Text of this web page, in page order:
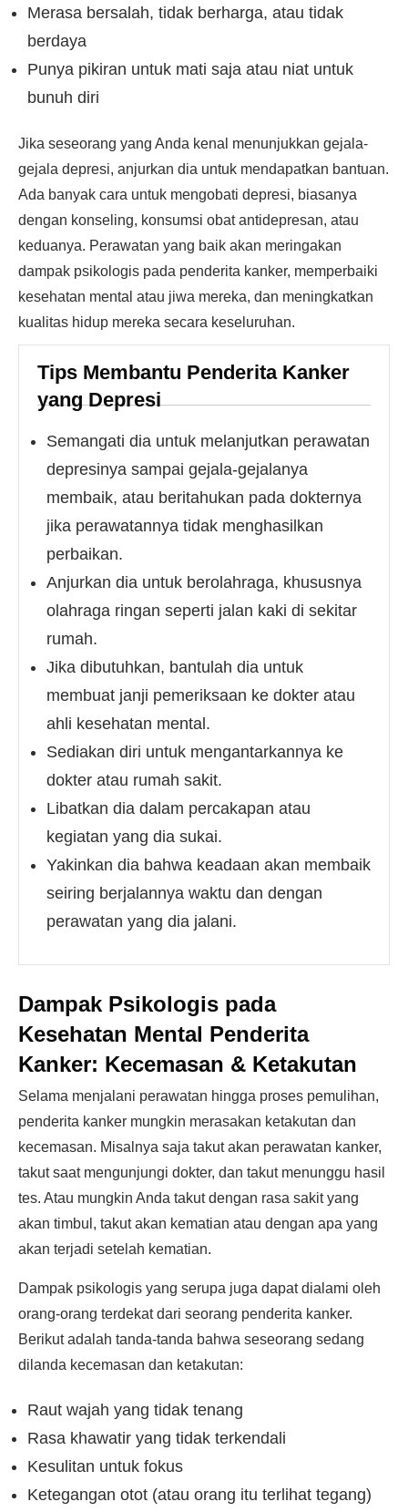
Merasa bersalah, tidak berharga, atau tidak
berdaya
Punya pikiran untuk mati saja atau niat untuk
bunuh diri
Jika seseorang yang Anda kenal menunjukkan gejala-
gejala depresi, anjurkan dia untuk mendapatkan bantuan.
Ada banyak cara untuk mengobati depresi, biasanya
dengan konseling, konsumsi obat antidepresan, atau
keduanya. Perawatan yang baik akan meringakan
dampak psikologis pada penderita kanker, memperbaiki
kesehatan mental atau jiwa mereka, dan meningkatkan
kualitas hidup mereka secara keseluruhan.
Tips Membantu Penderita Kanker
yang Depresi
Semangati dia untuk melanjutkan perawatan
depresinya sampai gejala-gejalanya
membaik, atau beritahukan pada dokternya
jika perawatannya tidak menghasilkan
perbaikan.
Anjurkan dia untuk berolahraga, khususnya
olahraga ringan seperti jalan kaki di sekitar
rumah.
Jika dibutuhkan, bantulah dia untuk
membuat janji pemeriksaan ke dokter atau
ahli kesehatan mental.
Sediakan diri untuk mengantarkannya ke
dokter atau rumah sakit.
Libatkan dia dalam percakapan atau
kegiatan yang dia sukai.
Yakinkan dia bahwa keadaan akan membaik
seiring berjalannya waktu dan dengan
perawatan yang dia jalani.
Dampak Psikologis pada
Kesehatan Mental Penderita
Kanker: Kecemasan & Ketakutan
Selama menjalani perawatan hingga proses pemulihan,
penderita kanker mungkin merasakan ketakutan dan
kecemasan. Misalnya saja takut akan perawatan kanker,
takut saat mengunjungi dokter, dan takut menunggu hasil
tes. Atau mungkin Anda takut dengan rasa sakit yang
akan timbul, takut akan kematian atau dengan apa yang
akan terjadi setelah kematian.
Dampak psikologis yang serupa juga dapat dialami oleh
orang-orang terdekat dari seorang penderita kanker.
Berikut adalah tanda-tanda bahwa seseorang sedang
dilanda kecemasan dan ketakutan:
Raut wajah yang tidak tenang
Rasa khawatir yang tidak terkendali
Kesulitan untuk fokus
Ketegangan otot (atau orang itu terlihat tegang)